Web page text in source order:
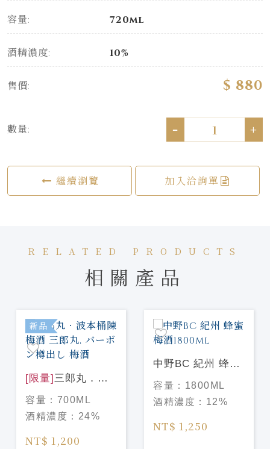
容量: 720ml
酒精濃度: 10%
售價: $ 880
數量: - +
繼續瀏覽 加入洽詢單
RELATED PRODUCTS
相關產品
新品
[限量] 三郎丸．波
本桶陳 梅酒 三郎
丸, バーボン樽出
し 梅酒
容量： 700ML
酒精濃度： 24%
NT$ 1,200
中野BC 紀州 蜂蜜
梅酒1800ml
容量： 1800ML
酒精濃度： 12%
NT$ 1,250